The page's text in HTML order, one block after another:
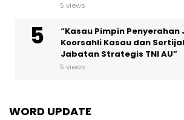
5 views
“Kasau Pimpin
Koorsahli Kasau dan
Jabatan Strategis TNI AU”
5 views
WORD UPDATE